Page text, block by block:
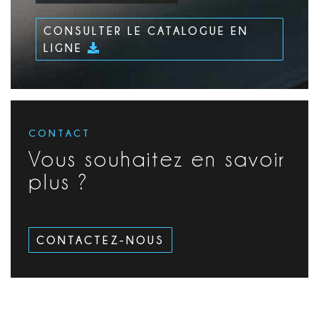
CONSULTER LE CATALOGUE EN
LIGNE
CONTACT
Vous souhaitez en savoir
plus ?
CONTACTEZ-NOUS